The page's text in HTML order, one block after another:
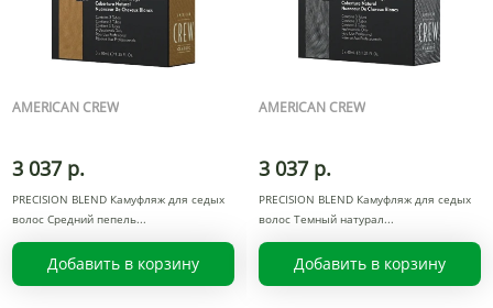
AMERICAN CREW
3 037 р.
PRECISION BLEND Камуфляж для седых
волос Средний пепель
Добавить в корзину
AMERICAN CREW
3 037 р.
PRECISION BLEND Камуфляж для седых
волос Темный натурал
Добавить в корзину